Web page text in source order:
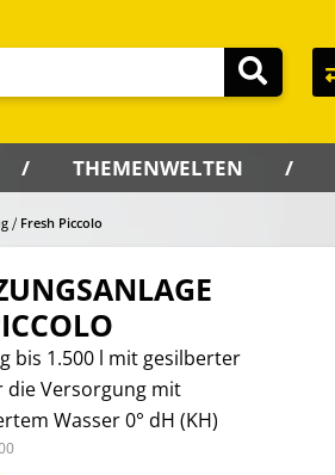
THEMENWELTEN
Fresh Piccolo
bis 1.500 l mit gesilberter
die Versorgung mit
Wasser 0° dH (KH)